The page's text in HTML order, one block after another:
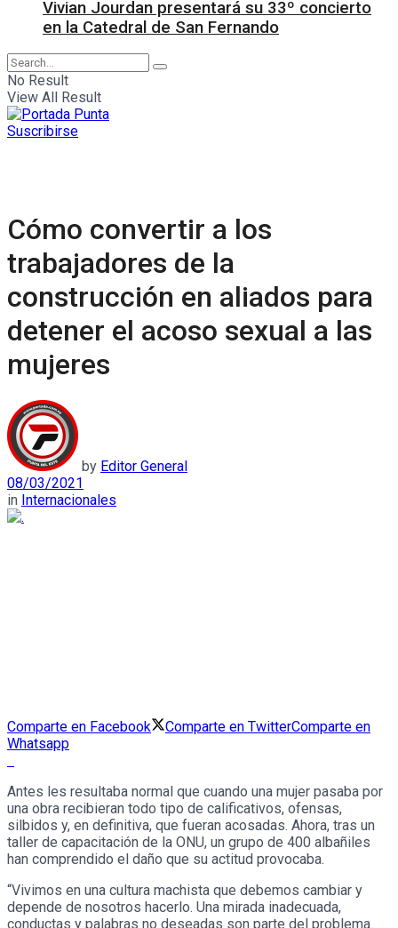
Vivian Jourdan presentará su 33º concierto
en la Catedral de San Fernando
No Result
View All Result
Suscribirse
Cómo convertir a los
trabajadores de la
construcción en aliados para
detener el acoso sexual a las
mujeres
by Editor General
08/03/2021
in Internacionales
Comparte en Facebook Comparte en TwitterComparte en
Whatsapp
Antes les resultaba normal que cuando una mujer pasaba por
una obra recibieran todo tipo de calificativos, ofensas,
silbidos y, en definitiva, que fueran acosadas. Ahora, tras un
taller de capacitación de la ONU, un grupo de 400 albañiles
han comprendido el daño que su actitud provocaba.
“Vivimos en una cultura machista que debemos cambiar y
depende de nosotros hacerlo. Una mirada inadecuada,
conductas y palabras no deseadas son parte del problema.